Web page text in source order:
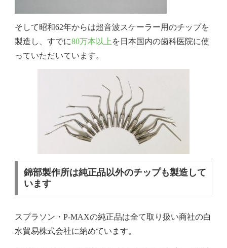
そして昭和62年からは超音波スケーラー用のチップを
製造し、すでに80万本以上 を日本国内の歯科医院に使
っていただいています。
錦部製作所は純正品以外のチップも製造して
います
スプラソン・P-MAXの純正品は全て取り扱い商社の白
水貿易株式会社に納めています。